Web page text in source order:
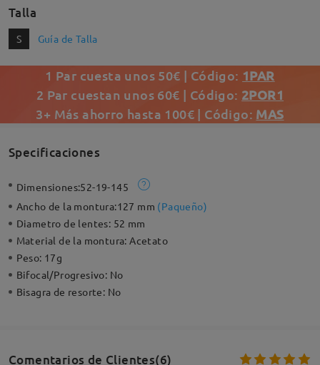
Talla
S Guía de Talla
1 Par cuesta unos 50€ | Código: 1PAR
2 Par cuestan unos 60€ | Código: 2POR1
3+ Más ahorro hasta 100€ | Código: MAS
Specificaciones
Dimensiones:52-19-145
Ancho de la montura:127 mm (Paqueño)
Diametro de lentes: 52 mm
Material de la montura:Acetato
Peso: 17g
Bifocal/Progresivo: No
Bisagra de resorte: No
Comentarios de Clientes(6)